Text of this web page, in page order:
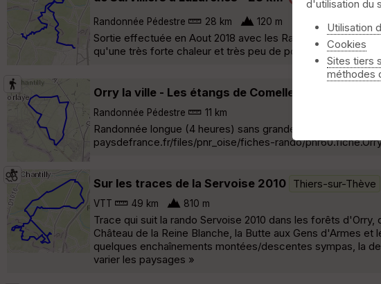
Randonnée Pédestre 28 km 120 m
Sortie effectuée en Aout 2018 avec les Randonneurs de
qu'une très forte chaleur et très peu de possibilités d'abris. »
Orry la ville - Les étangs de Comelle - 12Km
Randonnée Pédestre 11 km
Randonnée longue (4 heures) sans grande difficulté.
paysdefrance.fr/files/pnr_oise/fiches-rando/
Sur les traces de la Servoise 2010 Thiers-sur-Thève
VTT 49 km 810 m
Trace qui suit la rando Servoise 2010 dans les forêts
Château de la Reine Blanche, la Butte aux Gens d'Armes
quelques enchaînements montées/descentes sympas, la
varier les paysages »
d'utilisation du
Utilisation
Cookies
Sites tiers
méthodes